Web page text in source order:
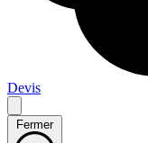
Devis
Fermer